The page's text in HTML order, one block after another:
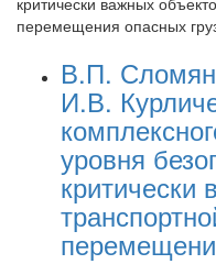
перемещения опасных
В.П.
И.В.
уровня
критически